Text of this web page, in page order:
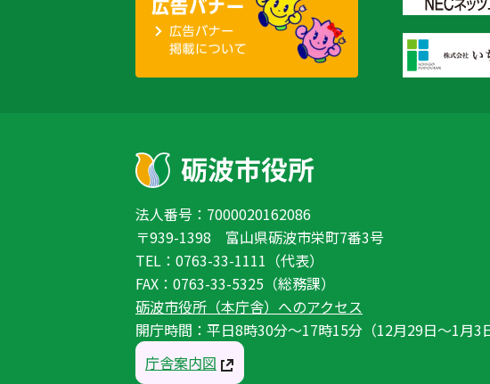
法人番号：7000020162086
〒939-1398 富山県砺波市栄町7番3号
TEL：0763-33-1111（代表）
FAX：0763-33-5325（総務課）
砺波市役所（本庁舎）へのアクセス
開庁時間：平日8時30分〜17時15分（12月29日〜1月3
庁舎案内図